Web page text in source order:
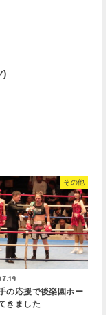
)
その他
の応援で後楽園ホー
きました